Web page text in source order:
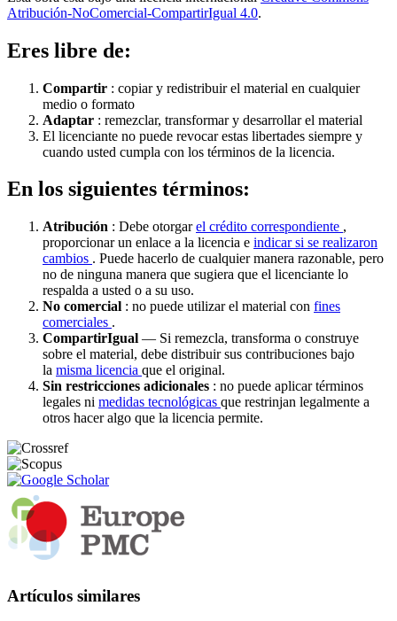
Atribución-NoComercial-CompartirIgual 4.0.
Eres libre de:
Compartir : copiar y redistribuir el material en cualquier
medio o formato
Adaptar : remezclar, transformar y desarrollar el material
El licenciante no puede revocar estas libertades siempre y
cuando usted cumpla con los términos de la licencia.
En los siguientes términos:
Atribución : Debe otorgarel crédito correspondiente ,
proporcionar un enlace a la licencia e indicar si se realizaron
cambios . Puede hacerlo de cualquier manera razonable, pero
no de ninguna manera que sugiera que el licenciante lo
respalda a usted o a su uso.
No comercial : no puede utilizar el material con fines
comerciales .
CompartirIgual — Si remezcla, transforma o construye
sobre el material, debe distribuir sus contribuciones bajo
la misma licencia que el original.
Sin restricciones adicionales : no puede aplicar términos
legales ni medidas tecnológicas que restrinjan legalmente a
otros hacer algo que la licencia permite.
Artículos similares